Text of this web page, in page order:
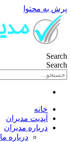
پرش به محتوا
Search
Search
خانه
آپدیت مدیران
درباره مدیران
درباره ما